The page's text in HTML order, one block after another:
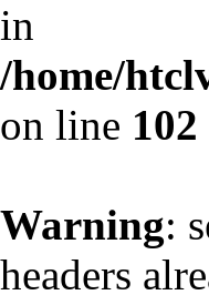
in
/home/
on line 102
Warning:
headers